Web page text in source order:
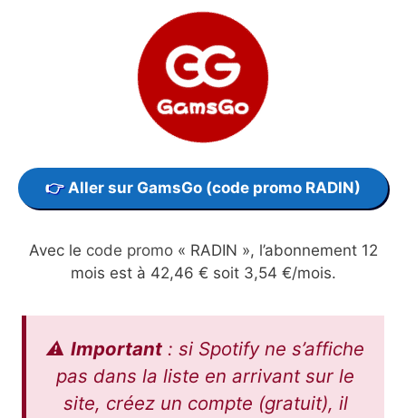
Aller sur GamsGo (code promo RADIN)
Avec le code promo« RADIN », l’abonnement 12
mois est à 42,46 € soit 3,54 €/mois.
⚠️ Important : si Spotify ne s’affiche
pas dans la liste en arrivant sur le
site, créez un compte (gratuit), il